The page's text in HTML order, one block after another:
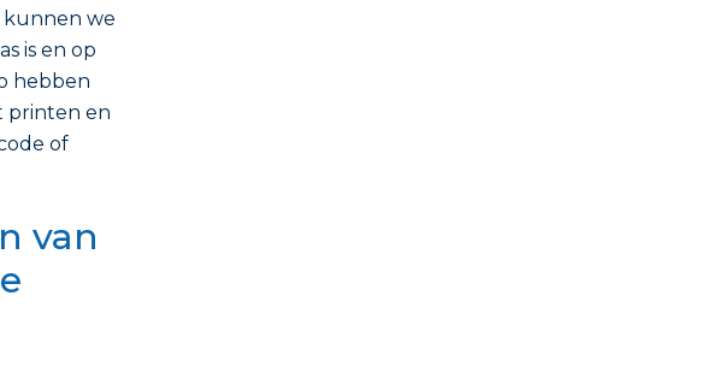
kunnen we
is en op
hebben
printen en
of
van